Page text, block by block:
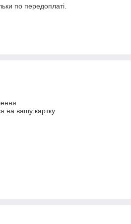
по передоплаті.
на вашу картку